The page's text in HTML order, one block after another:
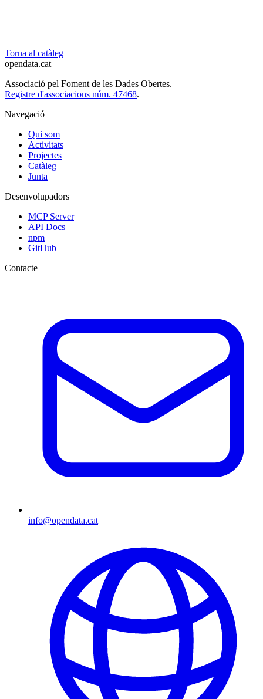
Torna al catàleg
opendata.cat
Associació pel Foment de les Dades Obertes.
Registre d'associacions núm. 47468.
Navegació
Qui som
Activitats
Projectes
Catàleg
Junta
Desenvolupadors
MCP Server
API Docs
npm
GitHub
Contacte
info@opendata.cat